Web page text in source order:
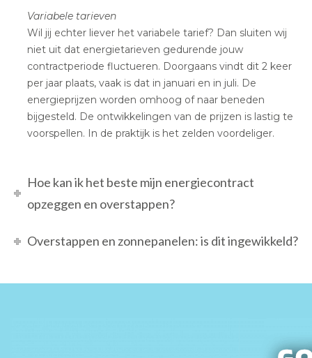
Variabele tarieven
Wil jij echter liever het variabele tarief? Dan sluiten wij
niet uit dat energietarieven gedurende jouw
contractperiode fluctueren. Doorgaans vindt dit 2 keer
per jaar plaats, vaak is dat in januari en in juli. De
energieprijzen worden omhoog of naar beneden
bijgesteld. De ontwikkelingen van de prijzen is lastig te
voorspellen. In de praktijk is het zelden voordeliger.
Hoe kan ik het beste mijn energiecontract
opzeggen en overstappen?
Overstappen en zonnepanelen: is dit ingewikkeld?